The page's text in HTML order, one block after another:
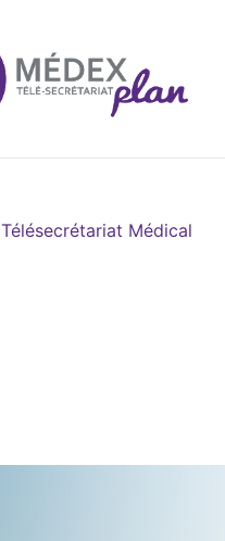
Télésecrétariat Médical